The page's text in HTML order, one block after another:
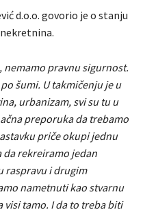
d.o.o. govorio je o stanju
nemamo pravnu sigurnost.
šumi. U takmičenju je u
urbanizam, svi su tu u
preporuka da trebamo
priče okupi jednu
da rekreiramo jedan
raspravu i drugim
nametnuti kao stvarnu
visi tamo. I da to treba biti